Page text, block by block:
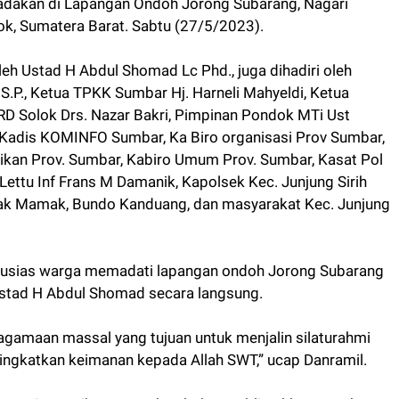
di Lapangan Ondoh Jorong Subarang, Nagari
Sumatera Barat. Sabtu (27/5/2023).
Ustad H Abdul Shomad Lc Phd., juga dihadiri oleh
Ketua TPKK Sumbar Hj. Harneli Mahyeldi, Ketua
Solok Drs. Nazar Bakri, Pimpinan Pondok MTi Ust
KOMINFO Sumbar, Ka Biro organisasi Prov Sumbar,
Prov. Sumbar, Kabiro Umum Prov. Sumbar, Kasat Pol
Inf Frans M Damanik, Kapolsek Kec. Junjung Sirih
Mamak, Bundo Kanduang, dan masyarakat Kec. Junjung
warga memadati lapangan ondoh Jorong Subarang
H Abdul Shomad secara langsung.
massal yang tujuan untuk menjalin silaturahmi
keimanan kepada Allah SWT,” ucap Danramil.